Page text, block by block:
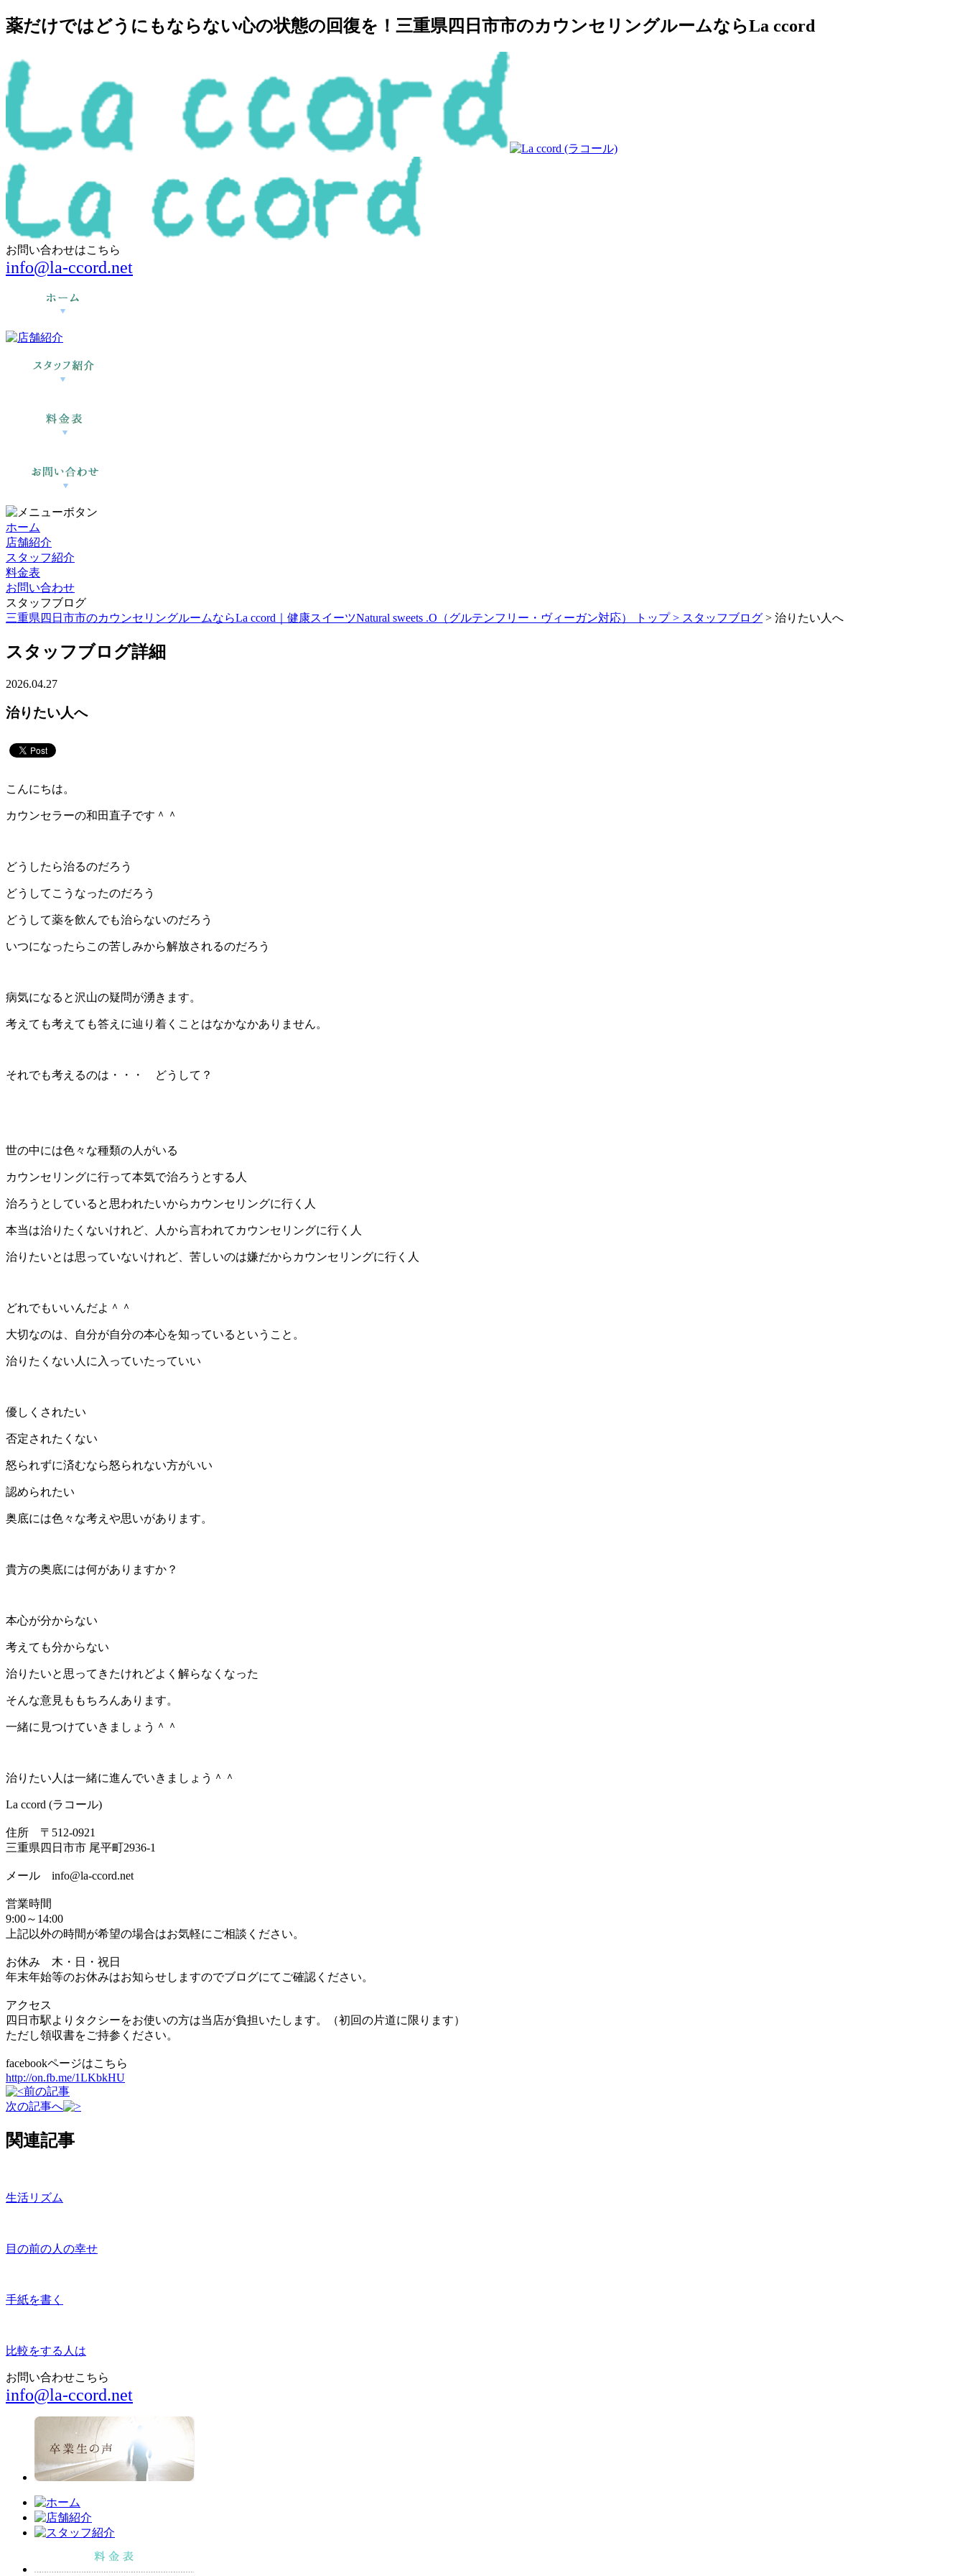
薬だけではどうにもならない心の状態の回復を！三重県四日市市のカウンセリングルームならLa ccord
お問い合わせはこちら
info@la-ccord.net
ホーム
店舗紹介
スタッフ紹介
料金表
お問い合わせ
スタッフブログ
三重県四日市市のカウンセリングルームならLa ccord｜健康スイーツNatural sweets .O（グルテンフリー・ヴィーガン対応） トップ > スタッフブログ > 治りたい人へ
スタッフブログ詳細
2026.04.27
治りたい人へ
こんにちは。
カウンセラーの和田直子です＾＾
どうしたら治るのだろう
どうしてこうなったのだろう
どうして薬を飲んでも治らないのだろう
いつになったらこの苦しみから解放されるのだろう
病気になると沢山の疑問が湧きます。
考えても考えても答えに辿り着くことはなかなかありません。
それでも考えるのは・・・ どうして？
世の中には色々な種類の人がいる
カウンセリングに行って本気で治ろうとする人
治ろうとしていると思われたいからカウンセリングに行く人
本当は治りたくないけれど、人から言われてカウンセリングに行く人
治りたいとは思っていないけれど、苦しいのは嫌だからカウンセリングに行く人
どれでもいいんだよ＾＾
大切なのは、自分が自分の本心を知っているということ。
治りたくない人に入っていたっていい
優しくされたい
否定されたくない
怒られずに済むなら怒られない方がいい
認められたい
奥底には色々な考えや思いがあります。
貴方の奥底には何がありますか？
本心が分からない
考えても分からない
治りたいと思ってきたけれどよく解らなくなった
そんな意見ももちろんあります。
一緒に見つけていきましょう＾＾
治りたい人は一緒に進んでいきましょう＾＾
La ccord (ラコール)
住所 〒512-0921
三重県四日市市 尾平町2936-1
メール info@la-ccord.net
営業時間
9:00～14:00
上記以外の時間が希望の場合はお気軽にご相談ください。
お休み 木・日・祝日
年末年始等のお休みはお知らせしますのでブログにてご確認ください。
アクセス
四日市駅よりタクシーをお使いの方は当店が負担いたします。（初回の片道に限ります）
ただし領収書をご持参ください。
facebookページはこちら
http://on.fb.me/1LKbkHU
前の記事
次の記事へ
関連記事
生活リズム
目の前の人の幸せ
手紙を書く
比較をする人は
お問い合わせこちら
info@la-ccord.net